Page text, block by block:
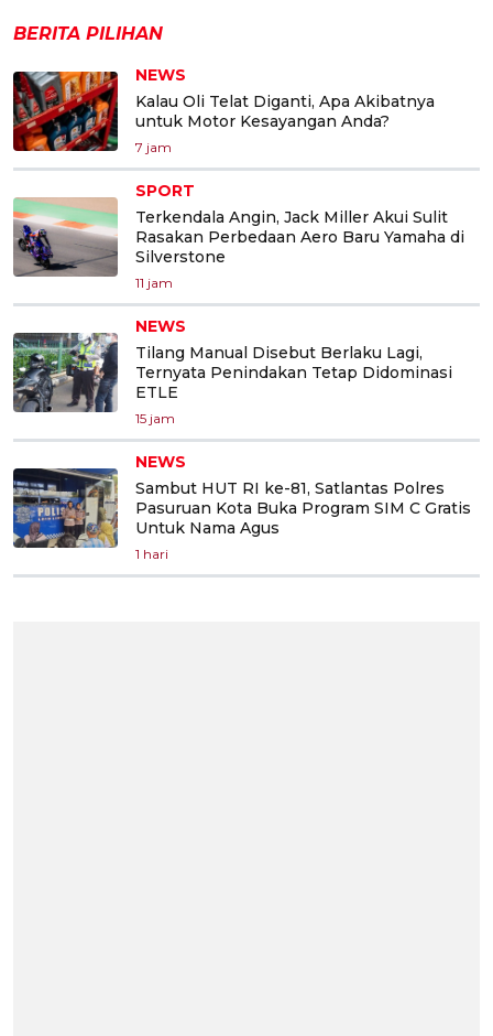
BERITA PILIHAN
NEWS
Kalau Oli Telat Diganti, Apa Akibatnya
untuk Motor Kesayangan Anda?
7 jam
SPORT
Terkendala Angin, Jack Miller Akui Sulit
Rasakan Perbedaan Aero Baru Yamaha di
Silverstone
11 jam
NEWS
Tilang Manual Disebut Berlaku Lagi,
Ternyata Penindakan Tetap Didominasi
ETLE
15 jam
NEWS
Sambut HUT RI ke-81, Satlantas Polres
Pasuruan Kota Buka Program SIM C Gratis
Untuk Nama Agus
1 hari